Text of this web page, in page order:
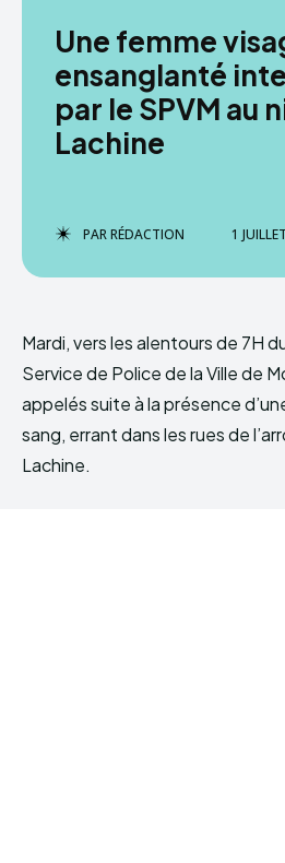
Une femme
ensanglanté
par le SPVM au
Lachine
PARRÉDACTION 1
Mardi, vers les alentours de 7H
Service de Police de la Ville de
appelés suite à la présence
sang, errant dans les rues de
Lachine.